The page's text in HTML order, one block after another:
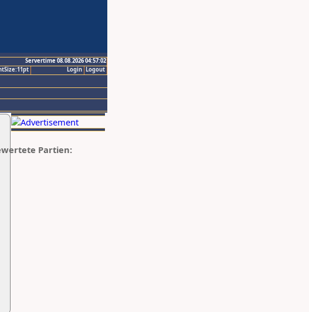
Servertime 08.08.2026 04:57:02
Logout
Login
Partien: